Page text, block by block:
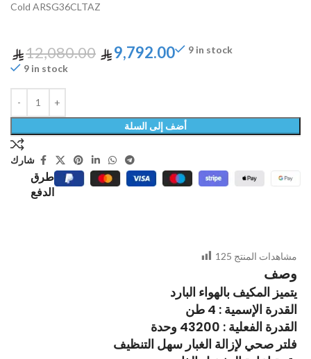
Cold ARSG36CLTAZ
12,080.00 9,792.00
9 in stock
9 in stock
أضف إلى السلة
شارك
طرق
الدفع
مشاهدات المنتج 125
وصف
يتميز المكيف بالهواء البارد
القدرة الإسمية : 4 طن
القدرة الفعلية : 43200 وحدة
فلتر صحي لإزالة الغبار سهل التنظيف